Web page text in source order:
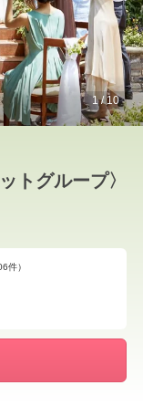
1/10
トグループ〉
件）